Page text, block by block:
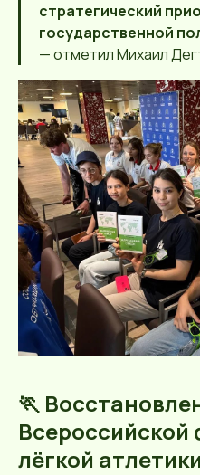
стратегический
государственной
— отметил Михаил
🏃
лёгкой атлетики